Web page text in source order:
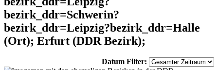
bezirk_ddr=Schwerin?
bezirk_ddr=Leipzig?bezirk_ddr=Halle
(Ort); Erfurt (DDR Bezirk);
Datum Filter: